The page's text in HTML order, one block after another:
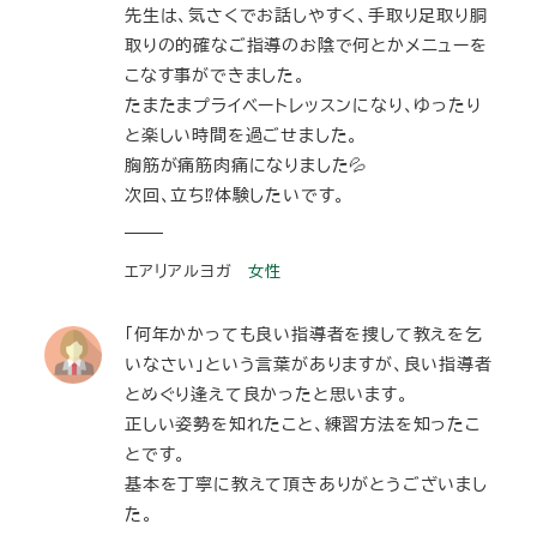
先生は、気さくでお話しやすく、手取り足取り胴
取りの的確なご指導のお陰で何とかメニューを
こなす事ができました。
たまたまプライベートレッスンになり、ゆったり
と楽しい時間を過ごせました。
胸筋が痛筋肉痛になりました💦
次回、立ち⁉️体験したいです。
エアリアルヨガ女性
「何年かかっても良い指導者を捜して教えを乞
いなさい」という言葉がありますが、良い指導者
とめぐり逢えて良かったと思います。
正しい姿勢を知れたこと、練習方法を知ったこ
とです。
基本を丁寧に教えて頂きありがとうございまし
た。